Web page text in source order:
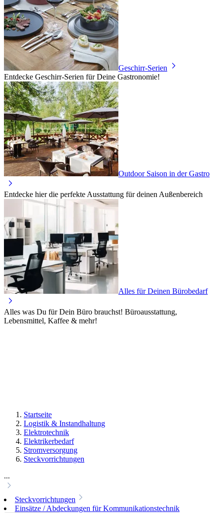
Geschirr-Serien
Entdecke Geschirr-Serien für Deine Gastronomie!
Outdoor Saison in der Gastro
Entdecke hier die perfekte Ausstattung für deinen Außenbereich
Alles für Deinen Bürobedarf
Alles was Du für Dein Büro brauchst! Büroausstattung,
Lebensmittel, Kaffee & mehr!
Startseite
Logistik & Instandhaltung
Elektrotechnik
Elektrikerbedarf
Stromversorgung
Steckvorrichtungen
...
Steckvorrichtungen
Einsätze / Abdeckungen für Kommunikationstechnik